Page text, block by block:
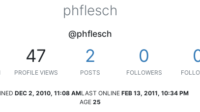
phflesch
@phflesch
47
PROFILE VIEWS
2
POSTS
0
FOLLOWERS
DEC 2, 2010, 11:08 AMLAST ONLINE FEB 13, 2011, 10:34 PM
AGE 25